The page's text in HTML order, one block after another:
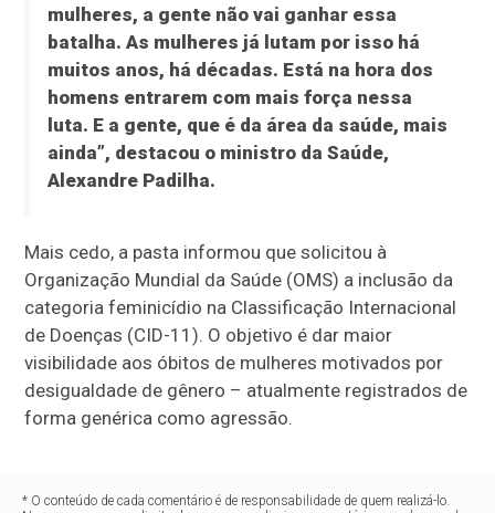
mulheres, a gente não vai ganhar essa
batalha. As mulheres já lutam por isso há
muitos anos, há décadas. Está na hora dos
homens entrarem com mais força nessa
luta. E a gente, que é da área da saúde, mais
ainda”, destacou o ministro da Saúde,
Alexandre Padilha.
Mais cedo, a pasta informou que solicitou à
Organização Mundial da Saúde (OMS) a inclusão da
categoria feminicídio na Classificação Internacional
de Doenças (CID-11). O objetivo é dar maior
visibilidade aos óbitos de mulheres motivados por
desigualdade de gênero – atualmente registrados de
forma genérica como agressão.
* O conteúdo de cada comentário é de responsabilidade de quem realizá-lo.